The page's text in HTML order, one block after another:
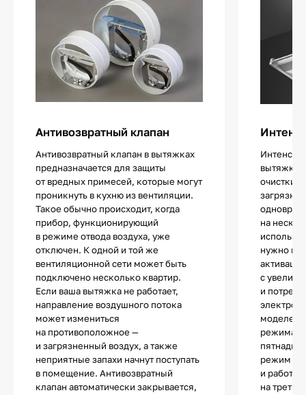
Антивозвратный клапан
Антивозвратный клапан в вытяжках
предназначается для защиты
от вредных примесей, которые могут
проникнуть в кухню из вентиляции.
Такое обычно происходит, когда
прибор, функционирующий
в режиме отвода воздуха, уже
отключен. К одной и той же
вентиляционной сети может быть
подключено несколько квартир.
Если ваша вытяжка не работает,
направление воздушного потока
может измениться
на противоположное —
и загрязненный воздух, а также
неприятные запахи начнут поступать
в помещение. Антивозвратный
клапан автоматически закрывается,
вытяжках
очистки
на
нужно
с
и
моделей
режима
режим
и работа
на